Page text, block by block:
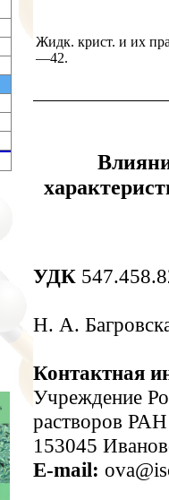
Жидк. крист. и их
—42.
УДК
Н. А.
Контактная
Учреждение
растворов РАН
153045
E-mail: